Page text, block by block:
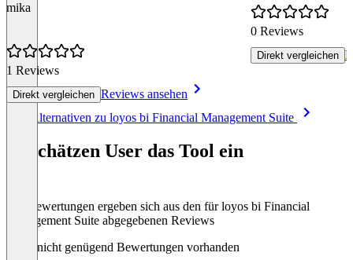
mika
1 Reviews
Direkt vergleichen Reviews ansehen
0 Reviews
Direkt vergleichen
Alle Alternativen zu loyos bi Financial Management Suite
So schätzen User das Tool ein
Die Bewertungen ergeben sich aus den für loyos bi Financial
Management Suite abgegebenen Reviews
Noch nicht genügend Bewertungen vorhanden